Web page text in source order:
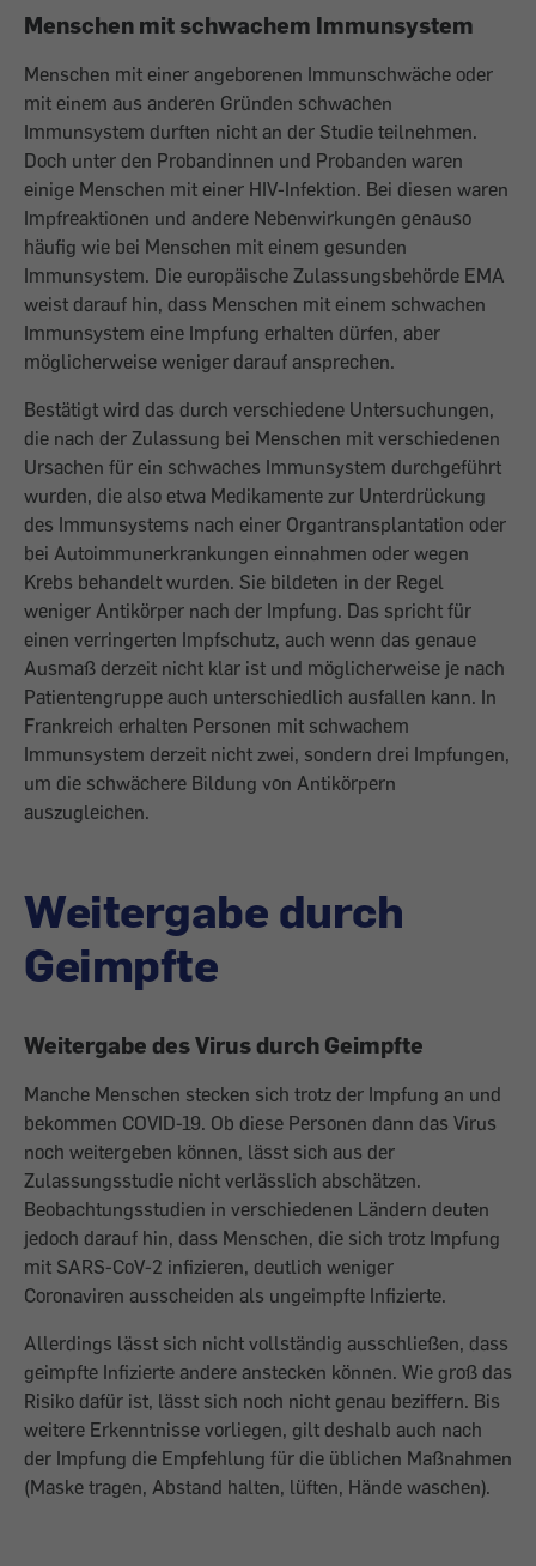
Menschen mit schwachem Immunsystem
Menschen mit einer angeborenen Immunschwäche oder
mit einem aus anderen Gründen schwachen
Immunsystem durften nicht an der Studie teilnehmen.
Doch unter den Probandinnen und Probanden waren
einige Menschen mit einer HIV-Infektion. Bei diesen waren
Impfreaktionen und andere Nebenwirkungen genauso
häufig wie bei Menschen mit einem gesunden
Immunsystem. Die europäische Zulassungsbehörde EMA
weist darauf hin, dass Menschen mit einem schwachen
Immunsystem eine Impfung erhalten dürfen, aber
möglicherweise weniger darauf ansprechen.
Bestätigt wird das durch verschiedene Untersuchungen,
die nach der Zulassung bei Menschen mit verschiedenen
Ursachen für ein schwaches Immunsystem durchgeführt
wurden, die also etwa Medikamente zur Unterdrückung
des Immunsystems nach einer Organtransplantation oder
bei Autoimmunerkrankungen einnahmen oder wegen
Krebs behandelt wurden. Sie bildeten in der Regel
weniger Antikörper nach der Impfung. Das spricht für
einen verringerten Impfschutz, auch wenn das genaue
Ausmaß derzeit nicht klar ist und möglicherweise je nach
Patientengruppe auch unterschiedlich ausfallen kann. In
Frankreich erhalten Personen mit schwachem
Immunsystem derzeit nicht zwei, sondern drei Impfungen,
um die schwächere Bildung von Antikörpern
auszugleichen.
Weitergabe durch
Geimpfte
Weitergabe des Virus durch Geimpfte
Manche Menschen stecken sich trotz der Impfung an und
bekommen COVID-19. Ob diese Personen dann das Virus
noch weitergeben können, lässt sich aus der
Zulassungsstudie nicht verlässlich abschätzen.
Beobachtungsstudien in verschiedenen Ländern deuten
jedoch darauf hin, dass Menschen, die sich trotz Impfung
mit SARS-CoV-2 infizieren, deutlich weniger
Coronaviren ausscheiden als ungeimpfte Infizierte.
Allerdings lässt sich nicht vollständig ausschließen, dass
geimpfte Infizierte andere anstecken können. Wie groß das
Risiko dafür ist, lässt sich noch nicht genau beziffern. Bis
weitere Erkenntnisse vorliegen, gilt deshalb auch nach
der Impfung die Empfehlung für die üblichen Maßnahmen
(Maske tragen, Abstand halten, lüften, Hände waschen).